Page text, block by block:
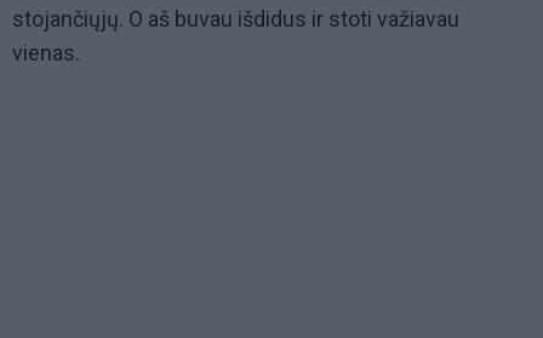
stojančiųjų. O aš buvau išdidus ir stoti važiavau
vienas.